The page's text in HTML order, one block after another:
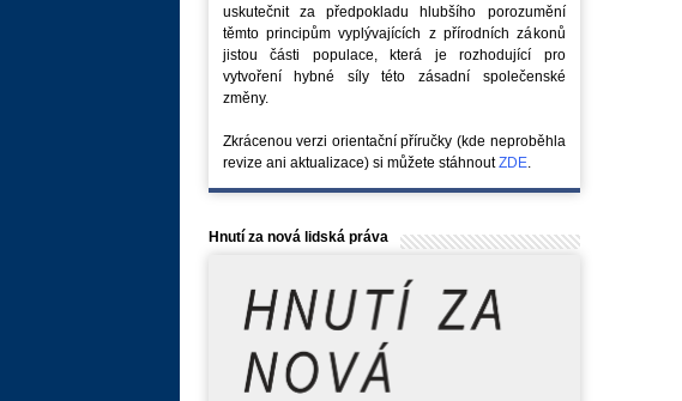
uskutečnit za předpokladu hlubšího porozumění
těmto principům vyplývajících z přírodních zákonů
jistou části populace, která je rozhodující pro
vytvoření hybné síly této zásadní společenské
změny.
Zkrácenou verzi orientační příručky (kde neproběhla
revize ani aktualizace) si můžete stáhnoutZDE.
Hnutí za nová lidská práva